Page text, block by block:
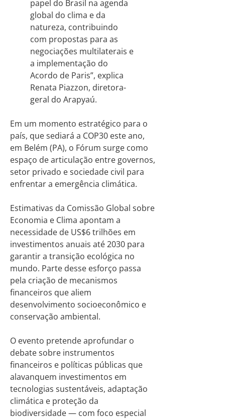
papel do Brasil na agenda
global do clima e da
natureza, contribuindo
com propostas para as
negociações multilaterais e
a implementação do
Acordo de Paris”, explica
Renata Piazzon, diretora-
geral do Arapyaú.
Em um momento estratégico para o
país, que sediará a COP30 este ano,
em Belém (PA), o Fórum surge como
espaço de articulação entre governos,
setor privado e sociedade civil para
enfrentar a emergência climática.
Estimativas da Comissão Global sobre
Economia e Clima apontam a
necessidade de US$6 trilhões em
investimentos anuais até 2030 para
garantir a transição ecológica no
mundo. Parte desse esforço passa
pela criação de mecanismos
financeiros que aliem
desenvolvimento socioeconômico e
conservação ambiental.
O evento pretende aprofundar o
debate sobre instrumentos
financeiros e políticas públicas que
alavanquem investimentos em
tecnologias sustentáveis, adaptação
climática e proteção da
biodiversidade — com foco especial